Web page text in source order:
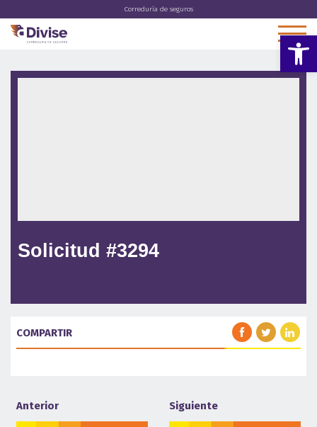
Abrir
Correduría de seguros
Solicitud #3294
COMPARTIR
Anterior Siguiente